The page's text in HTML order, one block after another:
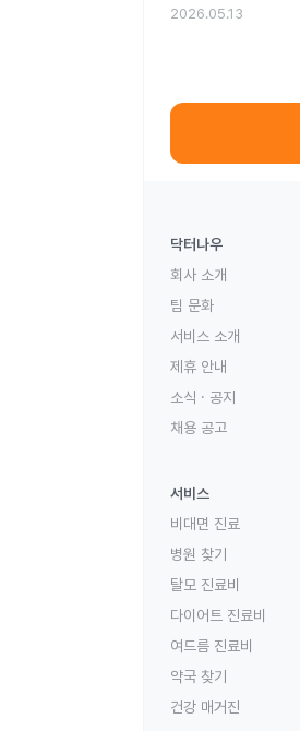
2026.05.13
닥터나우
회사 소개
팀 문화
서비스 소개
제휴 안내
소식 · 공지
채용 공고
서비스
비대면 진료
병원 찾기
탈모 진료비
다이어트 진료비
여드름 진료비
약국 찾기
건강 매거진